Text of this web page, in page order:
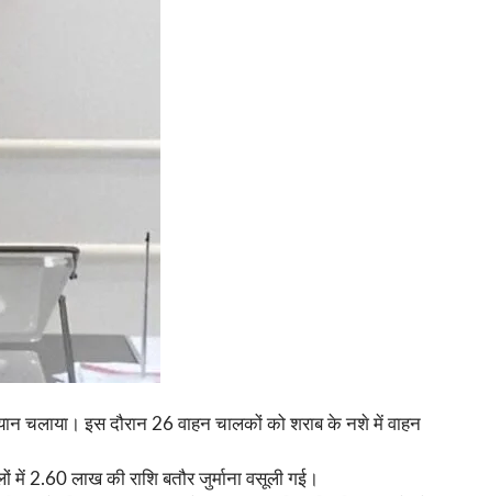
चलाया। इस दौरान 26 वाहन चालकों को शराब के नशे में वाहन
में 2.60 लाख की राशि बतौर जुर्माना वसूली गई।